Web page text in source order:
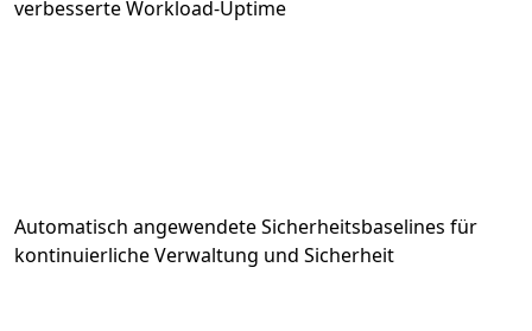
verbesserte Workload-Uptime
Automatisch angewendete Sicherheitsbaselines für
kontinuierliche Verwaltung und Sicherheit